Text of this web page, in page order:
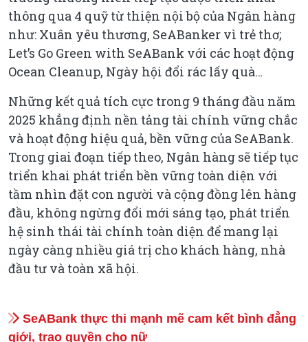
thông qua 4 quỹ từ thiện nội bộ của Ngân hàng
như: Xuân yêu thương, SeABanker vì trẻ thơ;
Let’s Go Green with SeABank với các hoạt động
Ocean Cleanup, Ngày hội đổi rác lấy quà…
Những kết quả tích cực trong 9 tháng đầu năm
2025 khẳng định nền tảng tài chính vững chắc
và hoạt động hiệu quả, bền vững của SeABank.
Trong giai đoạn tiếp theo, Ngân hàng sẽ tiếp tục
triển khai phát triển bền vững toàn diện với
tầm nhìn đặt con người và cộng đồng lên hàng
đầu, không ngừng đổi mới sáng tạo, phát triển
hệ sinh thái tài chính toàn diện để mang lại
ngày càng nhiều giá trị cho khách hàng, nhà
đầu tư và toàn xã hội.
SeABank thực thi mạnh mẽ cam kết bình đẳng
giới, trao quyền cho nữ